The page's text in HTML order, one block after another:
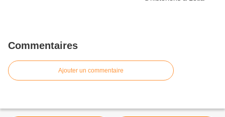
Commentaires
Ajouter un commentaire